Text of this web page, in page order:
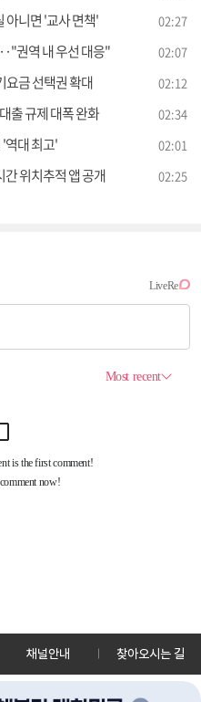
아니면 '교사 면책' 02:27
권역 내 우선 대응" 02:07
요금 선택권 확대 02:12
출 규제 대폭 완화 02:34
역대 최고' 02:01
위치추적 앱 공개 02:25
채널안내 찾아오시는 길